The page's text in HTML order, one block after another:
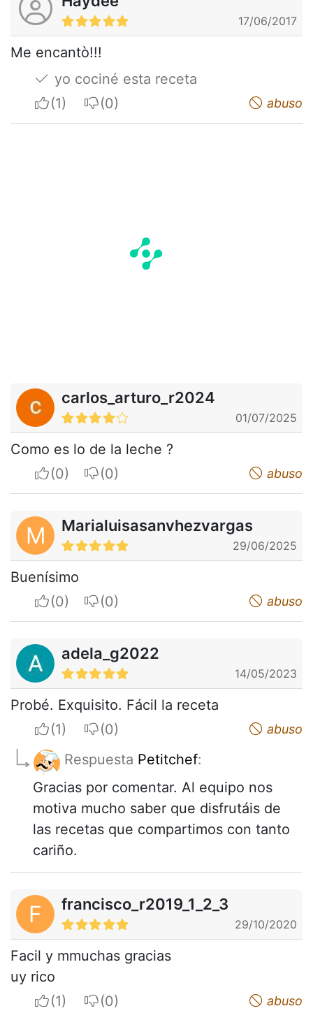
17/06/2017
Me encantò!!!
yo cociné esta receta
I apreciateI do not appreciate abuso
carlos_arturo_r2024
01/07/2025
Como es lo de la leche ?
I apreciateI do not appreciate abuso
M Marialuisasanvhezvargas
29/06/2025
Buenísimo
I apreciateI do not appreciate abuso
adela_g2022
14/05/2023
Probé. Exquisito. Fácil la receta
I apreciateI do not appreciate abuso
Respuesta Petitchef:
Gracias por comentar. Al equipo nos
motiva mucho saber que disfrutáis de
las recetas que compartimos con tanto
cariño.
F francisco_r2019_1_2_3
29/10/2020
Facil y mmuchas gracias
uy rico
I apreciateI do not appreciate abuso